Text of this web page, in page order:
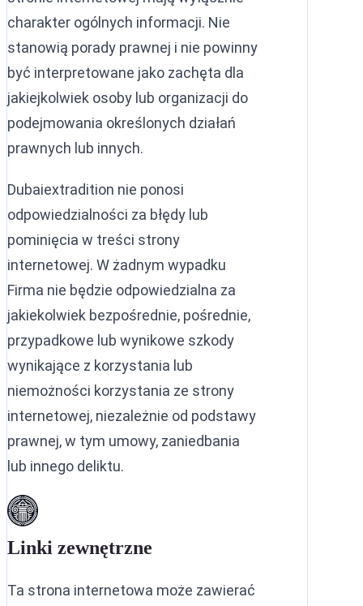
Ekstradycja między ZEA a
Ekstradycja między ZEA a
Umowa o ekstradycji między
Ekstradycja między ZEA a
Ekstradycja z ZEA do
Ekstradycja z ZEA do Egiptu
Umowa o ekstradycji między
Ekstradycja z ZEA do
Ekstradycja między ZEA a
Ekstradycja między ZEA a
Czarna nota Interpolu
Nakaz aresztowania Interpolu
Srebrna nota Interpolu
CCF (Komisja ds. Kontroli
charakter ogólnych informacji. Nie
stanowią porady prawnej i nie powinny
być interpretowane jako zachęta dla
jakiejkolwiek osoby lub organizacji do
podejmowania określonych działań
prawnych lub innych.
Dubaiextradition nie ponosi
odpowiedzialności za błędy lub
pominięcia w treści strony
internetowej. W żadnym wypadku
Firma nie będzie odpowiedzialna za
jakiekolwiek bezpośrednie, pośrednie,
przypadkowe lub wynikowe szkody
wynikające z korzystania lub
niemożności korzystania ze strony
internetowej, niezależnie od podstawy
prawnej, w tym umowy, zaniedbania
lub innego deliktu.
Linki zewnętrzne
Ta strona internetowa może zawierać